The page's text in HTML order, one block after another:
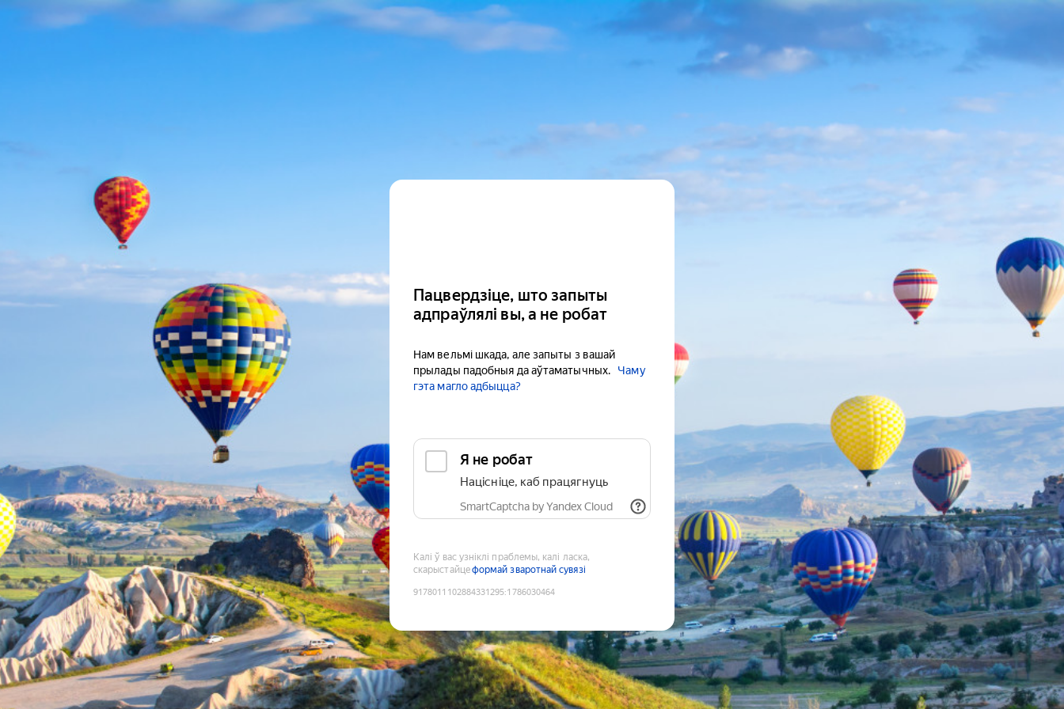
Пацвердзіце, што запыты
адпраўлялі вы, а не робат
Нам вельмі шкада, але запыты з вашай
прылады падобныя да аўтаматычных.
Чаму
гэта магло адбыцца?
Я не робат
Націсніце, каб працягнуць
SmartCaptcha by Yandex Cloud
Калі ў вас узніклі праблемы, калі ласка,
скарыстайцеформай зваротнай сувязі
9178011102884331295:1786030464